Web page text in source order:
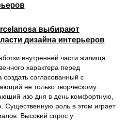
выбирают
дизайна интерьеров
внутренней части жилища
характера перед
создать согласованный с
не только творческому
изо дня в день комфортную,
Существенную роль в этом играет
Высокий спрос у